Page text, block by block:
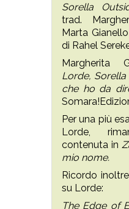
Sorella
trad.
Marta
di Rahel
Margherita
Lorde, Sorella
che ho da
Per una più
Lorde,
contenuta in
mio nome.
Ricordo
su Lorde:
The Edge of